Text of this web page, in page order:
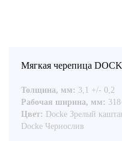
Мягкая черепица
Толщина, мм: 3,1 +/- 0,2
Рабочая ширина, мм:
Цвет: Docke Зрелый
Docke Чернослив